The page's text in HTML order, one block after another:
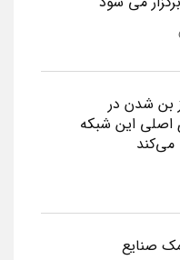
بن شدن در
اصلی این شبکه
می‌کند
صنایع